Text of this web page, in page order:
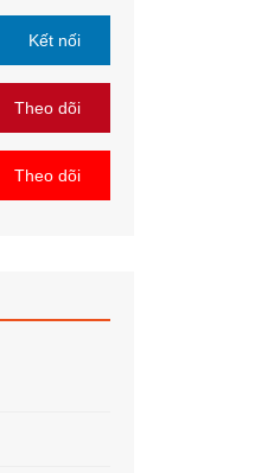
Kết nối
Theo dõi
Theo dõi